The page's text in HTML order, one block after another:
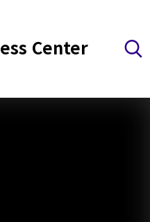
Center 검색 레이어 열기